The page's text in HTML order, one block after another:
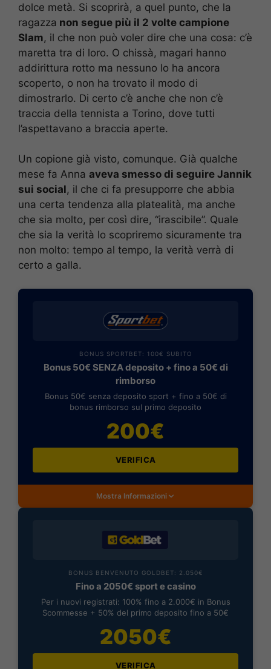
dolce metà. Si scoprirà, a quel punto, che la
ragazza non segue più il 2 volte campione
Slam, il che non può voler dire che una cosa: c’è
maretta tra di loro. O chissà, magari hanno
addirittura rotto ma nessuno lo ha ancora
scoperto, o non ha trovato il modo di
dimostrarlo. Di certo c’è anche che non c’è
traccia della tennista a Torino, dove tutti
l’aspettavano a braccia aperte.
Un copione già visto, comunque. Già qualche
mese fa Anna aveva smesso di seguire Jannik
sui social, il che ci fa presupporre che abbia
una certa tendenza alla platealità, ma anche
che sia molto, per così dire, “irascibile”. Quale
che sia la verità lo scopriremo sicuramente tra
non molto: tempo al tempo, la verità verrà di
certo a galla.
BONUS SPORTBET: 100€ SUBITO
Bonus 50€ SENZA deposito + fino a 50€ di
rimborso
Bonus 50€ senza deposito sport + fino a 50€ di
bonus rimborso sul primo deposito
200€
VERIFICA
Mostra Informazioni
BONUS BENVENUTO GOLDBET: 2.050€
Fino a 2050€ sport e casino
Per i nuovi registrati: 100% fino a 2.000€ in Bonus
Scommesse + 50% del primo deposito fino a 50€
2050€
VERIFICA